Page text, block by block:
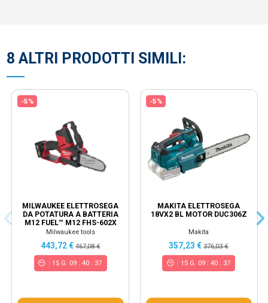
8 ALTRI PRODOTTI SIMILI:
-5%
MILWAUKEE ELETTROSEGA
DA POTATURA A BATTERIA
M12 FUEL™ M12 FHS-602X
Milwaukee tools
443,72 € 467,08 €
15 G. 09 :40 : 36
-5%
MAKITA ELETTROSEGA
18VX2 BL MOTOR DUC306Z
Makita
357,23 €376,03 €
15G. 09: 40: 36